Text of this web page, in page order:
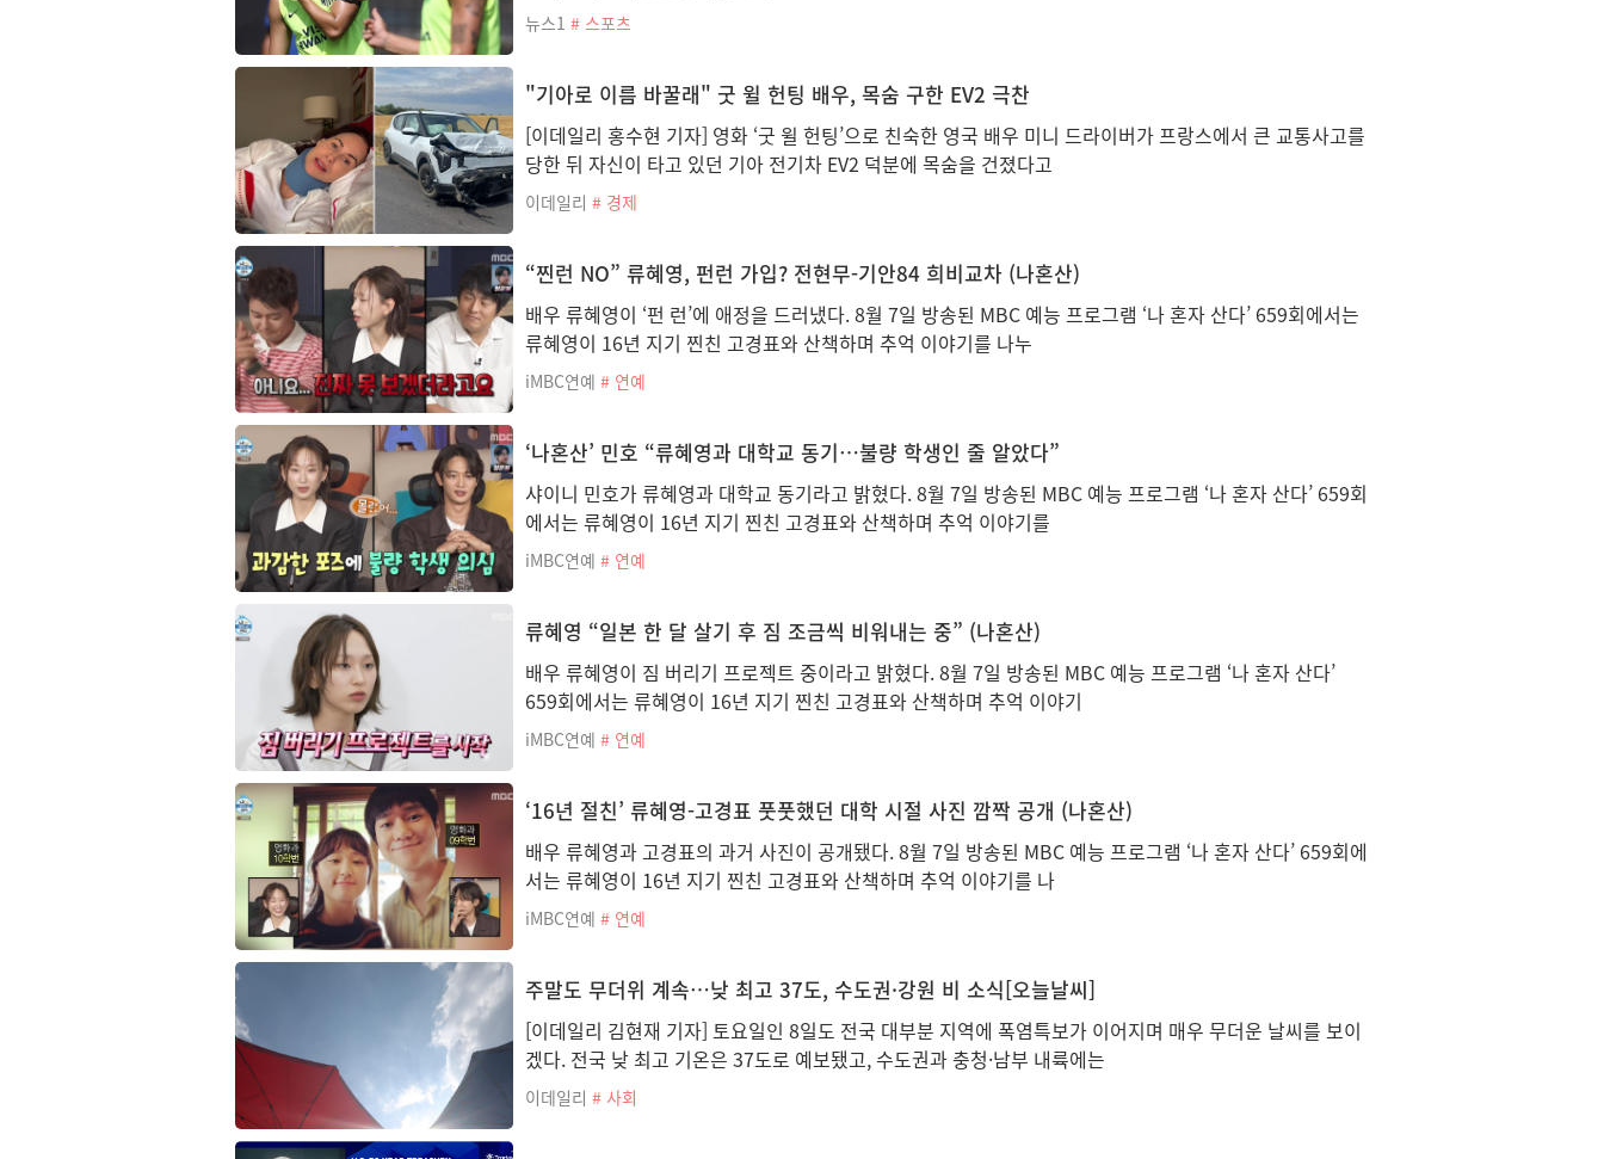
뉴스1 # 스포츠
"기아로 이름 바꿀래" 굿 윌 헌팅 배우, 목숨 구한 EV2 극찬
[이데일리 홍수현 기자] 영화 ‘굿 윌 헌팅’으로 친숙한 영국 배우 미니 드라이버가 프랑스에서 큰 교통사고를
당한 뒤 자신이 타고 있던 기아 전기차 EV2 덕분에 목숨을 건졌다고
이데일리 # 경제
“찐런 NO” 류혜영, 펀런 가입? 전현무-기안84 희비교차 (나혼산)
배우 류혜영이 ‘펀 런’에 애정을 드러냈다. 8월 7일 방송된 MBC 예능 프로그램 ‘나 혼자 산다’ 659회에서는
류혜영이 16년 지기 찐친 고경표와 산책하며 추억 이야기를 나누
iMBC연예 # 연예
‘나혼산’ 민호 “류혜영과 대학교 동기…불량 학생인 줄 알았다”
샤이니 민호가 류혜영과 대학교 동기라고 밝혔다. 8월 7일 방송된 MBC 예능 프로그램 ‘나 혼자 산다’ 659회
에서는 류혜영이 16년 지기 찐친 고경표와 산책하며 추억 이야기를
iMBC연예 # 연예
류혜영 “일본 한 달 살기 후 짐 조금씩 비워내는 중” (나혼산)
배우 류혜영이 짐 버리기 프로젝트 중이라고 밝혔다. 8월 7일 방송된 MBC 예능 프로그램 ‘나 혼자 산다’
659회에서는 류혜영이 16년 지기 찐친 고경표와 산책하며 추억 이야기
iMBC연예 # 연예
‘16년 절친’ 류혜영-고경표 풋풋했던 대학 시절 사진 깜짝 공개 (나혼산)
배우 류혜영과 고경표의 과거 사진이 공개됐다. 8월 7일 방송된 MBC 예능 프로그램 ‘나 혼자 산다’ 659회에
서는 류혜영이 16년 지기 찐친 고경표와 산책하며 추억 이야기를 나
iMBC연예 # 연예
주말도 무더위 계속…낮 최고 37도, 수도권·강원 비 소식[오늘날씨]
[이데일리 김현재 기자] 토요일인 8일도 전국 대부분 지역에 폭염특보가 이어지며 매우 무더운 날씨를 보이
겠다. 전국 낮 최고 기온은 37도로 예보됐고, 수도권과 충청·남부 내륙에는
이데일리 # 사회